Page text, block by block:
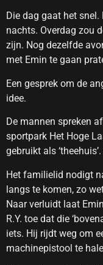
Die dag gaat het snel.
nachts. Overdag zou
zijn. Nog dezelfde
met Emin te gaan
Een gesprek om de
idee.
De mannen spreken
sportpark Het Hoge
gebruikt als
Het familielid nodigt
langs te komen, zo
Naar verluidt laat
R.Y. toe dat die
iets. Hij rijdt weg om
machinepistool te